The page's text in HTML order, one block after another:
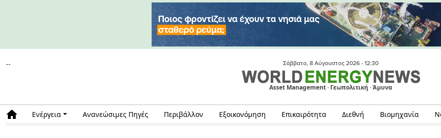
-- Σάββατο, 8 Αύγουστος 2026 - 12:30
Asset Management · Γεωπολιτική · Άμυνα
Ενέργεια Ανανεώσιμες Πηγές Περιβάλλον Εξοικονόμηση Επικαιρότητα Διεθνή Βιομηχανία